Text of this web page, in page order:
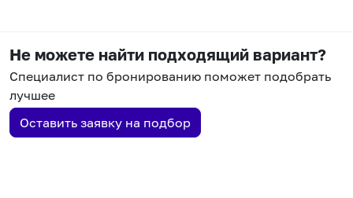
Не можете найти подходящий вариант?
Специалист по бронированию поможет подобрать
лучшее
Оставить заявку на подбор